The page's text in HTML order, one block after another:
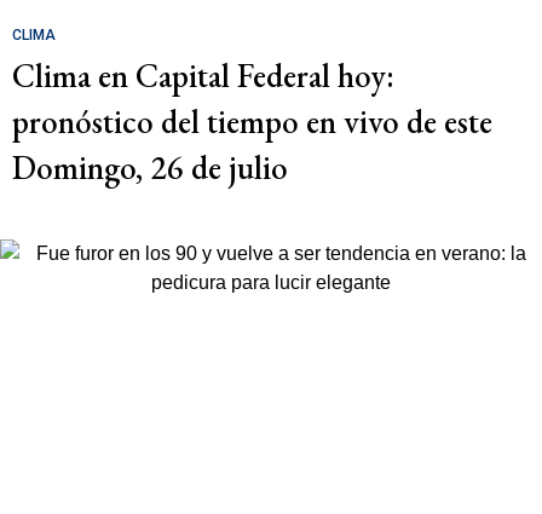
CLIMA
Clima en Capital Federal hoy:
pronóstico del tiempo en vivo de este
Domingo, 26 de julio